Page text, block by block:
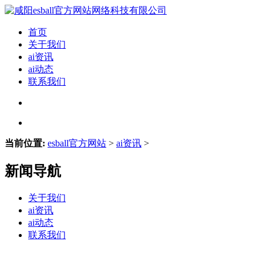
首页
关于我们
ai资讯
ai动态
联系我们
当前位置: esball官方网站 > ai资讯 >
新闻导航
关于我们
ai资讯
ai动态
联系我们